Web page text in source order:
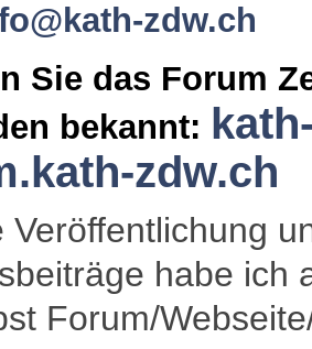
zdw.ch
Sie das Forum
bekannt:
zdw.ch
Veröffentlichung
habe ich
Forum/